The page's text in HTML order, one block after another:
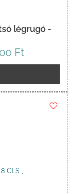
légrugó -
FtÁrtartomány:
53
-